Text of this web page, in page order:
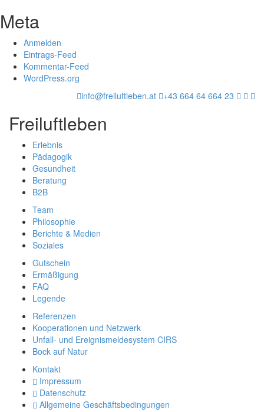
Meta
Anmelden
Eintrags-Feed
Kommentar-Feed
WordPress.org
info@freiluftleben.at
+43 664 64 664 23
Freiluftleben
Erlebnis
Pädagogik
Gesundheit
Beratung
B2B
Team
Philosophie
Berichte & Medien
Soziales
Gutschein
Ermäßigung
FAQ
Legende
Referenzen
Kooperationen und Netzwerk
Unfall- und Ereignismeldesystem CIRS
Bock auf Natur
Kontakt
Impressum
Datenschutz
Allgemeine Geschäftsbedingungen